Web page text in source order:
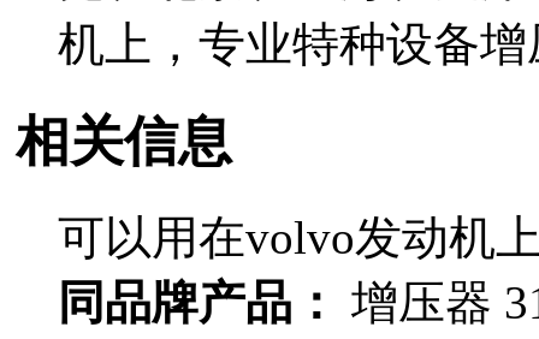
机上，专业特种设备
相关信息
可以用在volvo发动机
同品牌产品： 增压器